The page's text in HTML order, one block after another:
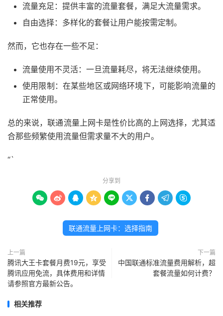
流量充足：提供丰富的流量套餐，满足大流量需求。
自由选择：多样化的套餐让用户能按需定制。
然而，它也存在一些不足：
流量使用不灵活：一旦流量耗尽，将无法继续使用。
使用限制：在某些地区或网络环境下，可能影响流量的
正常使用。
总的来说，联通流量上网卡是性价比高的上网选择，尤其适
合那些频繁使用流量但需求量不大的用户。
“`
分享到
        
联通流量上网卡：选择指南
上一篇
腾讯大王卡套餐月费19元，享受
腾讯应用免流，具体费用和详情
请参照官方最新公告。
下一篇
中国联通标准流量费用解析，超
套餐流量如何计费？
相关推荐